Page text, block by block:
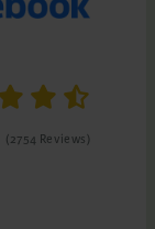
(2754 Reviews)